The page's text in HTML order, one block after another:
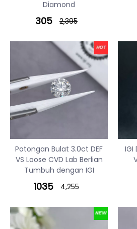
Diamond
305 2,395
Potongan Bulat 3.0ct DEF
VS Loose CVD Lab Berlian
Tumbuh dengan IGI
1035 4,255
IGI